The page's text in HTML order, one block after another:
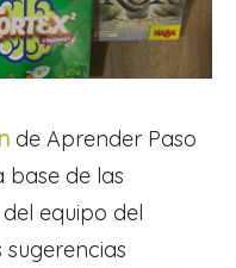
de Aprender Paso
base de las
equipo del
sugerencias